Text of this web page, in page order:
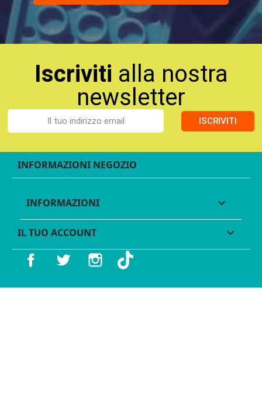
Iscriviti alla nostra
newsletter
ISCRIVITI
INFORMAZIONI NEGOZIO
INFORMAZIONI 
IL TUO ACCOUNT 
Facebook Twitter Instagram